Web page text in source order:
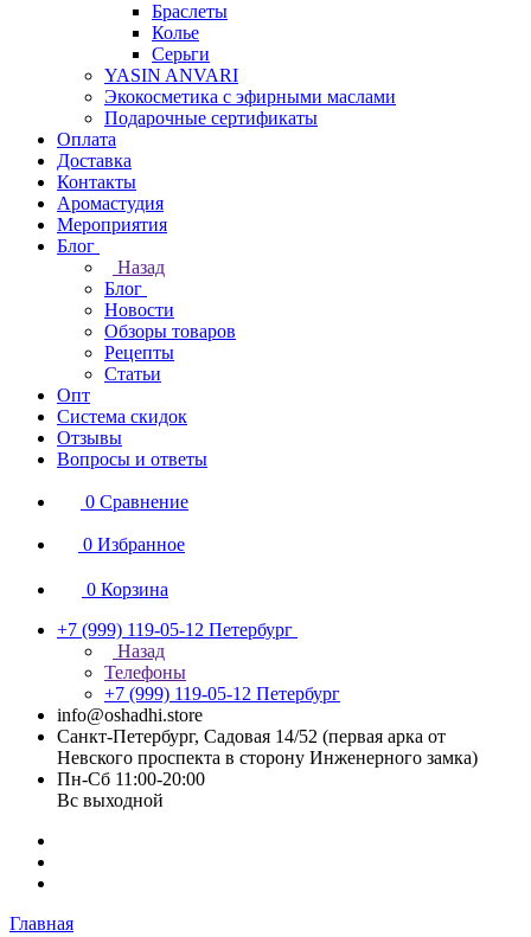
Браслеты
Колье
Серьги
YASIN ANVARI
Экокосметика с эфирными маслами
Подарочные сертификаты
Оплата
Доставка
Контакты
Аромастудия
Мероприятия
Блог
Назад
Блог
Новости
Обзоры товаров
Рецепты
Статьи
Опт
Система скидок
Отзывы
Вопросы и ответы
0 Сравнение
0 Избранное
0 Корзина
+7 (999) 119-05-12 Петербург
Назад
Телефоны
+7 (999) 119-05-12 Петербург
info@oshadhi.store
Санкт-Петербург, Садовая 14/52 (первая арка от
Невского проспекта в сторону Инженерного замка)
Пн-Сб 11:00-20:00
Вс выходной
Главная